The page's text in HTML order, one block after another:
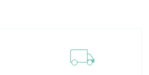
local_shipping